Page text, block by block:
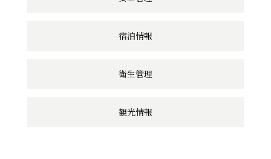
宿泊情報
衛生管理
観光情報